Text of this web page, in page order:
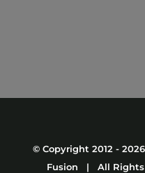
© Copyright 2012 -
Fusion | All Rights